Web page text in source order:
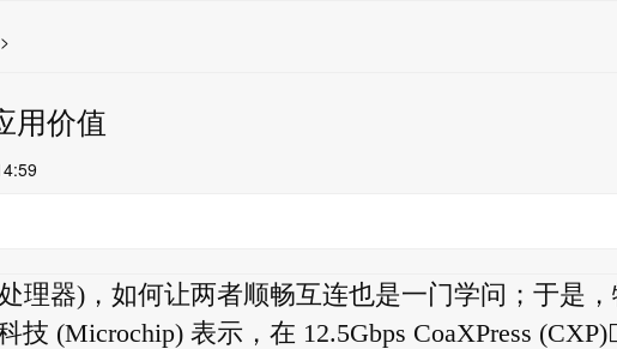
>
用价值
理器)，如何让两者顺畅互连也是一门学问；于是，
(Microchip) 表示，在 12.5Gbps CoaXPress